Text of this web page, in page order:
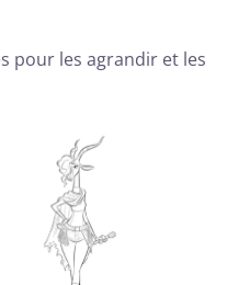
pour les agrandir et les